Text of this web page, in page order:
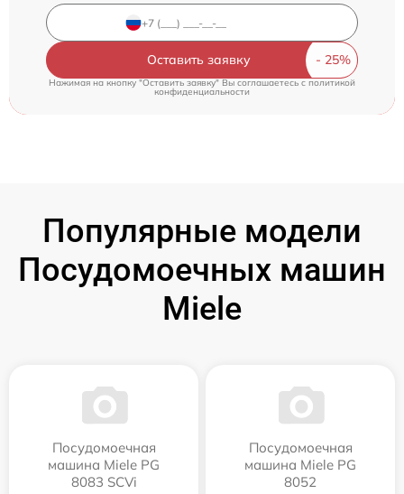
Оставить заявку
Нажимая на кнопку "Оставить заявку" Вы соглашаетесь cполитикой
конфиденциальности
Популярные модели
Посудомоечных машин
Miele
Посудомоечная
машина Miele PG
8083 SCVi
Посудомоечная
машина Miele PG
8052